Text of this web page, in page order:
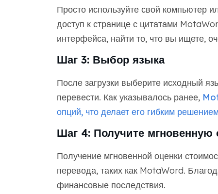
Просто используйте свой компьютер
доступ к странице с цитатами
интерфейса, найти то, что вы ищете,
Шаг 3: Выбор языка
После загрузки выберите исходный
перевести. Как указывалось ранее,
опций, что делает его гибким
Шаг 4: Получите мгновенную
Получение мгновенной оценки
перевода, таких как MotaWord.
финансовые последствия.